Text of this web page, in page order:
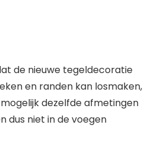
de nieuwe tegeldecoratie
en randen kan losmaken,
dezelfde afmetingen
dus niet in de voegen